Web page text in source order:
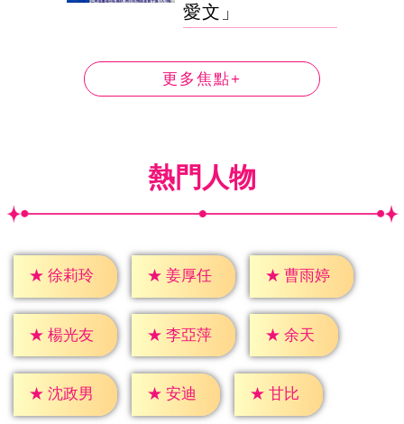
愛文」
更多焦點+
熱門人物
★ 徐莉玲 ★ 姜厚任 ★ 曹雨婷
★ 楊光友 ★ 李亞萍 ★ 余天
★ 沈政男 ★ 安迪 ★ 甘比